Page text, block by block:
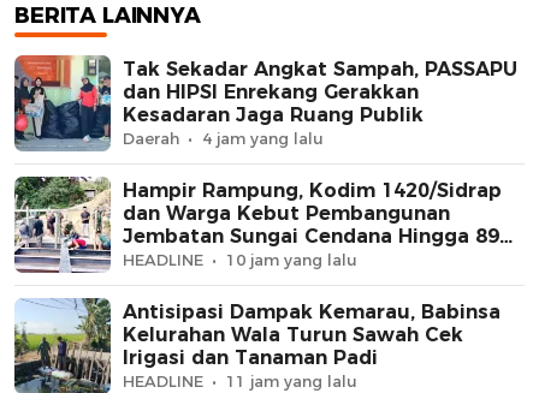
BERITA LAINNYA
Tak Sekadar Angkat Sampah, PASSAPU
dan HIPSI Enrekang Gerakkan
Kesadaran Jaga Ruang Publik
Daerah 4 jam yang lalu
Hampir Rampung, Kodim 1420/Sidrap
dan Warga Kebut Pembangunan
Jembatan Sungai Cendana Hingga 89
Persen
HEADLINE 10 jam yang lalu
Antisipasi Dampak Kemarau, Babinsa
Kelurahan Wala Turun Sawah Cek
Irigasi dan Tanaman Padi
HEADLINE 11 jam yang lalu